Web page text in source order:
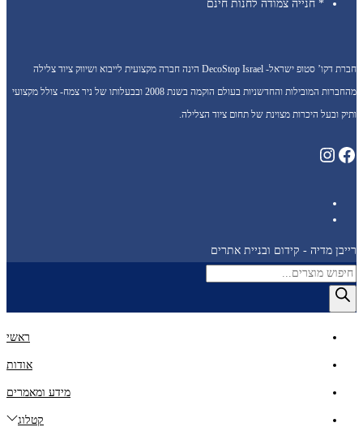
* חנייה צמודה לחנות חינם
חברת דקו’ סטופ ישראל- DecoStop Israel הינה חברה מקצועית לייבוא ושיווק ציוד צלילה
מהחברות המובילות והחדשניות בעולם הוקמה בשנת 2008 ובבעלותו של ניר צמח- צולל מקצועי
ותיק ובעל היכרות מצוינת של תחום ציוד הצלילה.
Facebook
Instagram
רייבן מדיה - קידום ובניית אתרים
Products
search
ראשי
אודות
מידע ומאמרים
קטלוג